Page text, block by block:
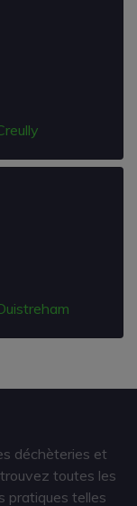
déchèteries et
toutes les
pratiques telles